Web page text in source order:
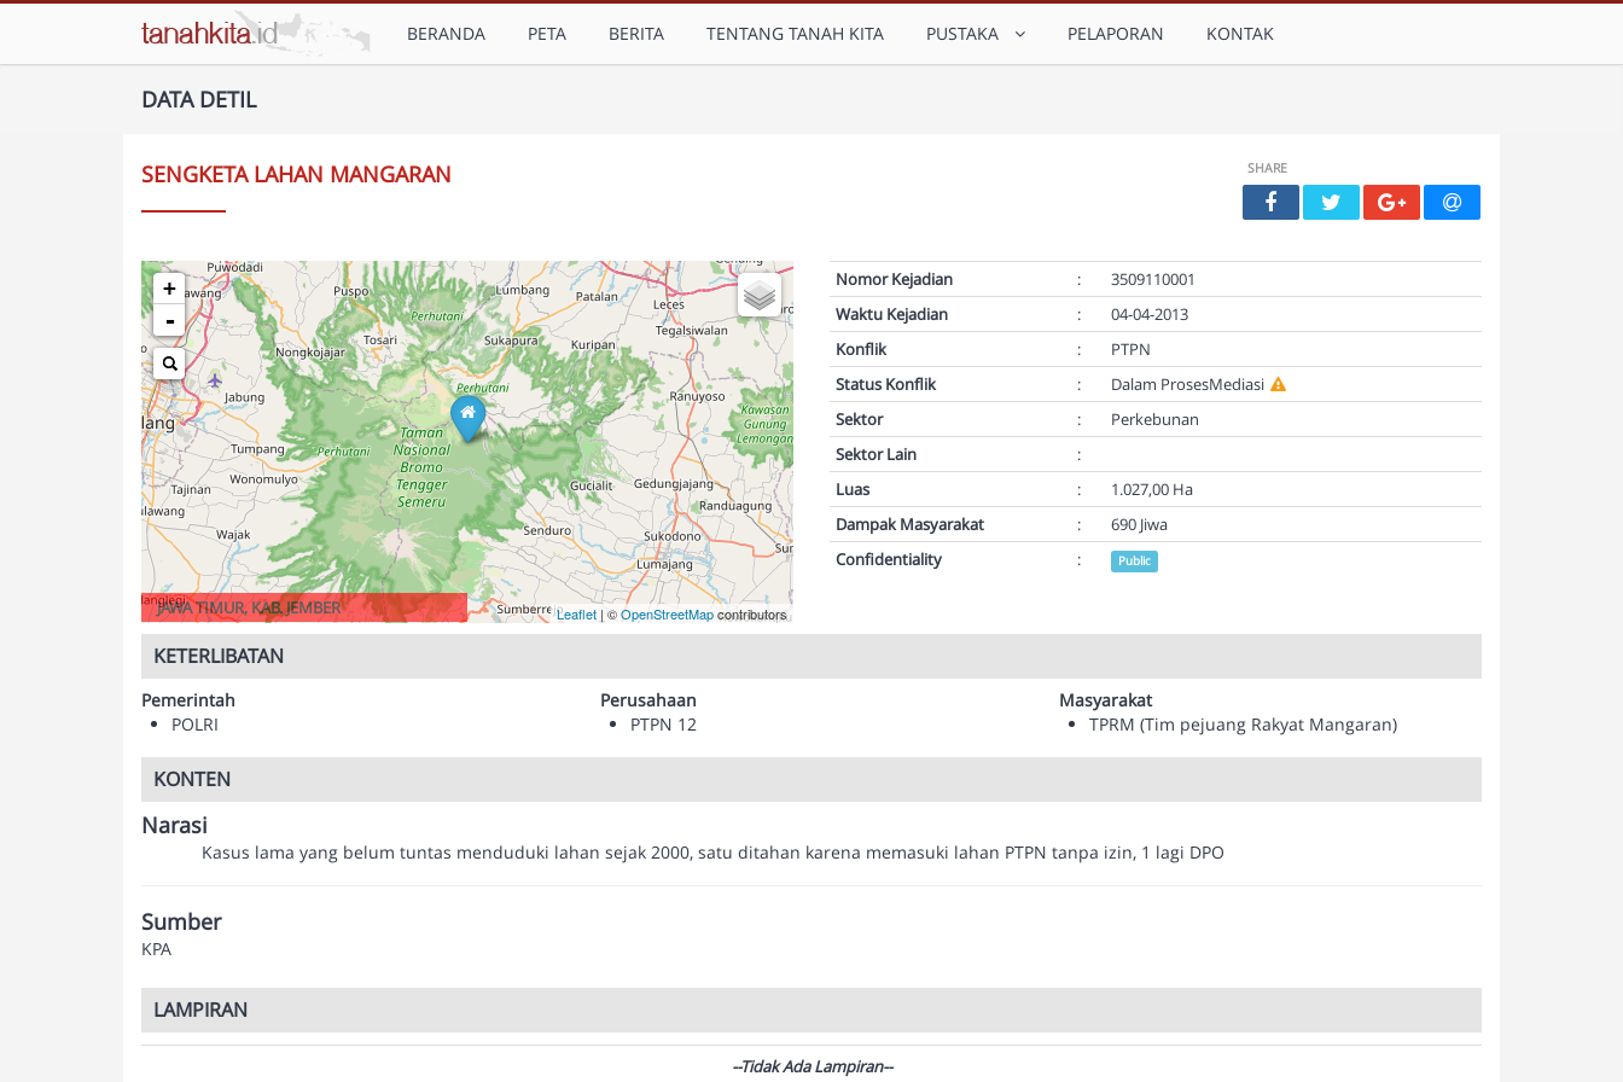
BERANDA PETA BERITA TENTANG TANAH KITA PUSTAKA PELAPORAN KONTAK
DATA DETIL
SENGKETA LAHAN MANGARAN SHARE
+
-
Leaflet | ©OpenStreetMapcontributors
JAWA TIMUR, KAB. JEMBER
Nomor Kejadian :
3509110001
Waktu Kejadian
:
04-04-2013
Konflik
:
PTPN
Status Konflik
:
Dalam ProsesMediasi
Sektor
:
Perkebunan
Sektor Lain
:
Luas
:
1.027,00 Ha
Dampak Masyarakat
:
690 Jiwa
Confidentiality
: Public
KETERLIBATAN
Pemerintah
POLRI
Perusahaan
PTPN 12
Masyarakat
TPRM (Tim pejuang Rakyat Mangaran)
KONTEN
Narasi
Kasus lama yang belum tuntas menduduki lahan sejak 2000, satu ditahan karena memasuki lahan PTPN tanpa izin, 1 lagi DPO
Sumber
KPA
LAMPIRAN
--Tidak Ada Lampiran--